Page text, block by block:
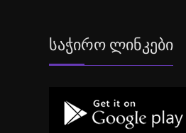
Საჭირო Ლინკები